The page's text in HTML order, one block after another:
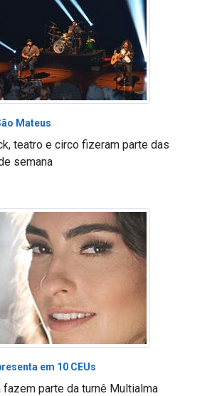
Mateus
teatro e circo fizeram parte das
semana
em 10 CEUs
fazem parte da turnê Multialma